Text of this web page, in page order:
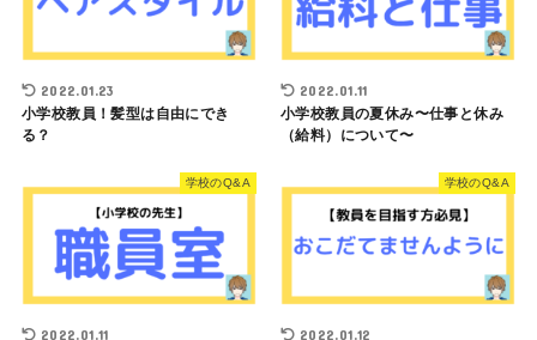
2022.01.23
小学校教員！髪型は自由にでき
る？
2022.01.11
小学校教員の夏休み〜仕事と休み
（給料）について〜
学校のQ&A
2022.01.11
学校のQ&A
2022.01.12